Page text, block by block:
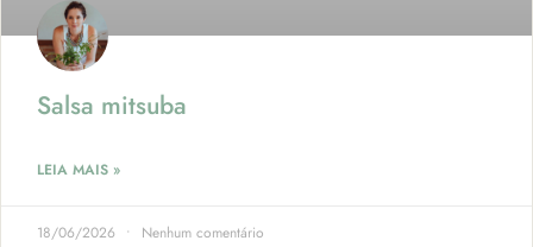
Salsa mitsuba
LEIA MAIS »
18/06/2026 Nenhum comentário